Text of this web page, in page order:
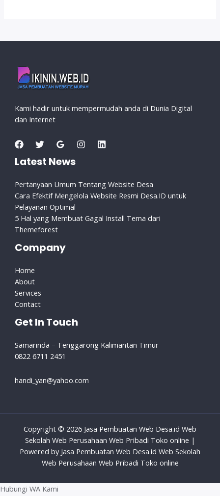
Kami hadir untuk mempermudah anda di Dunia Digital
dan Internet
Latest News
Pertanyaan Umum Tentang Website Desa
Cara Efektif Mengelola Website Resmi Desa.ID untuk
Pelayanan Optimal
5 Hal yang Membuat Gagal Install Tema dari
Themeforest
Company
Home
About
Services
Contact
Get In Touch
Samarinda – Tenggarong Kalimantan Timur
0822 6711 2451
handi_yan@yahoo.com
Copyright © 2026 Jasa Pembuatan Web Desa.id Web
Sekolah Web Perusahaan Web Pribadi Toko online |
Powered by Jasa Pembuatan Web Desa.id Web Sekolah
Web Perusahaan Web Pribadi Toko online
Hubungi WA Kami